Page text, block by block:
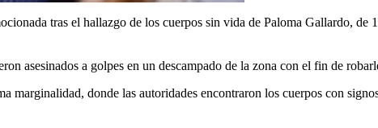
tras el hallazgo de los cuerpos sin vida de Paloma Gallardo, de
asesinados a golpes en un descampado de la zona con el fin de
marginalidad, donde las autoridades encontraron los cuerpos con